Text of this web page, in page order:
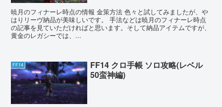
暁月のフィナーレ時点の情報 金策方法 色々と試してみましたが、や
はりリーヴ納品が美味しいです。 手法などは暁月のフィナーレ時点
の記事を見ていただければと思います。そして納品アイテムですが、
黄金のレガシーでは、...
FF14
FF14 クロ手帳 ソロ攻略(レベル
50蛮神編)